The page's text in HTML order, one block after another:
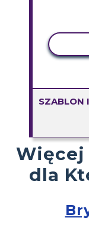
SZABLON
Więcej
dla